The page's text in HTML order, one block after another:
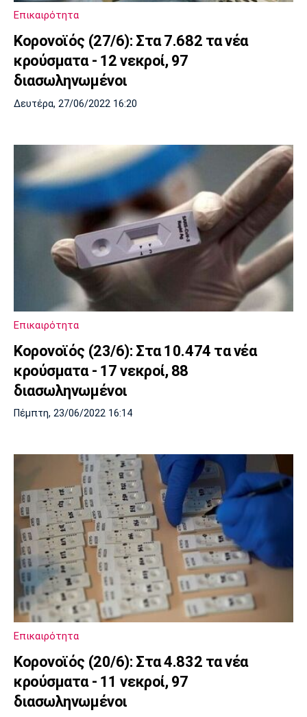
Επικαιρότητα
Κορονοϊός (27/6): Στα 7.682 τα νέα
κρούσματα - 12 νεκροί, 97
διασωληνωμένοι
Δευτέρα, 27/06/2022 16:20
Επικαιρότητα
Κορονοϊός (23/6): Στα 10.474 τα νέα
κρούσματα - 17 νεκροί, 88
διασωληνωμένοι
Πέμπτη, 23/06/2022 16:14
Επικαιρότητα
Κορονοϊός (20/6): Στα 4.832 τα νέα
κρούσματα - 11 νεκροί, 97
διασωληνωμένοι